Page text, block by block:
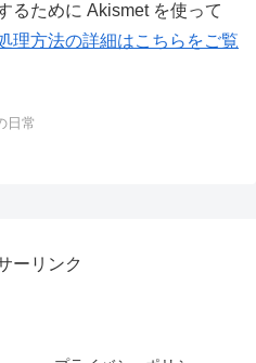
るために Akismet を使って
理方法の詳細はこちらをご覧
日常
ーリンク